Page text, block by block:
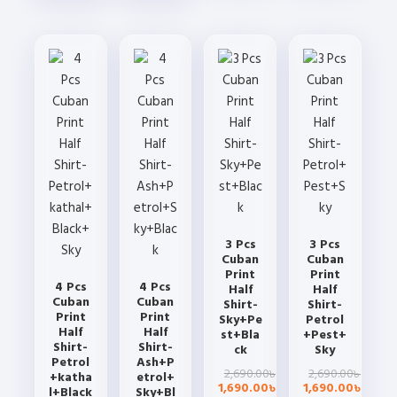
multiple
variants.
The
options
may
be
chosen
on
the
product
multiple
variants.
The
options
may
be
chosen
on
the
product
variants.
The
options
may
be
chosen
on
the
page
variants.
The
options
may
be
chosen
on
the
page
4 Pcs
Cuban
Print
Half
Shirt-
Petrol
+katha
l+Black
4 Pcs
Cuban
Print
Half
Shirt-
Ash+P
etrol+
Sky+Bl
3 Pcs
Cuban
Print
Half
Shirt-
Sky+Pe
st+Bla
ck
2,690.00৳ Original
price
1,690.00৳
Current
price
3 Pcs
Cuban
Print
Half
Shirt-
Petrol
+Pest+
Sky
2,690.00৳
1,690.00৳